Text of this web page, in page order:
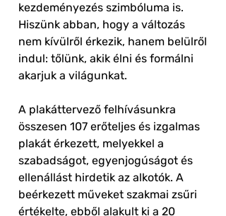
kezdeményezés szimbóluma is.
Hiszünk abban, hogy a változás
nem kívülről érkezik, hanem belülről
indul: tőlünk, akik élni és formálni
akarjuk a világunkat.
A plakáttervező felhívásunkra
összesen 107 erőteljes és izgalmas
plakát érkezett, melyekkel a
szabadságot, egyenjogúságot és
ellenállást hirdetik az alkotók. A
beérkezett műveket szakmai zsűri
értékelte, ebből alakult ki a 20